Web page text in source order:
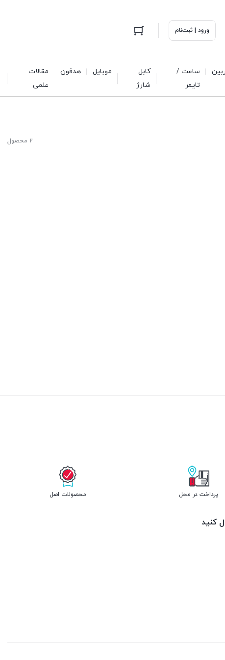
ورود | ثبت‌نام
ساعت /
تایمر
کابل
شارژ
موبایل هدفون
مقالات
علمی
2 محصول
پرداخت در محل محصولات اصل
کنید